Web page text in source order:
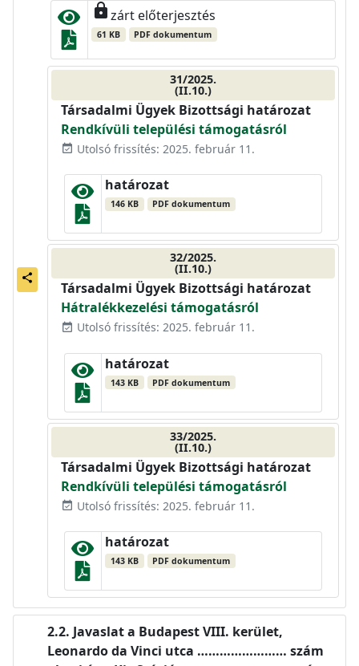
share
lockzárt előterjesztés
61 KB PDF dokumentum
31/2025.
(II.10.)
Társadalmi Ügyek Bizottsági határozat
Rendkívüli települési támogatásról
event_available Utolsó frissítés: 2025. február 11.
határozat
146 KB PDF dokumentum
32/2025.
(II.10.)
Társadalmi Ügyek Bizottsági határozat
Hátralékkezelési támogatásról
event_available Utolsó frissítés: 2025. február 11.
határozat
143 KB PDF dokumentum
33/2025.
(II.10.)
Társadalmi Ügyek Bizottsági határozat
Rendkívüli települési támogatásról
event_available Utolsó frissítés: 2025. február 11.
határozat
143 KB PDF dokumentum
Javaslat a Budapest VIII. kerület,
Leonardo da Vinci utca …………………… szám